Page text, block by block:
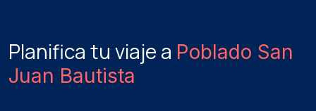
Planifica tu viaje a Poblado San
Juan Bautista